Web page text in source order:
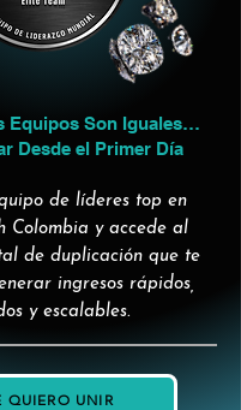
Equipos Son Iguales…
Desde el Primer Día
de líderes top en
Colombia y accede al
de duplicación que te
ingresos rápidos,
y escalables.
QUIERO UNIR